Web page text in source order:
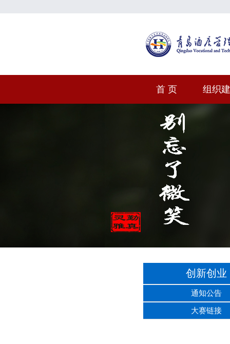
首 页 组织
创新创业
通知公告
大赛链接